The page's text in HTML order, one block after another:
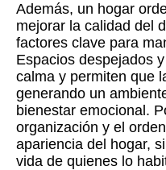
Además, un hogar
mejorar la calidad del
factores clave para
Espacios despejados
calma y permiten que
generando un
bienestar emocional.
organización y el
apariencia del hogar,
vida de quienes lo